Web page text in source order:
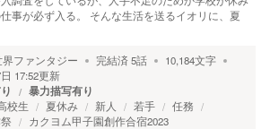
事が必ず入る。 そんな生活を送るイオリに、夏
ファンタジー 完結済5話 10,184文字
17:52更新
暴力描写有り
校生 夏休み 新人 若手
任務
カクヨム甲子園創作合宿2023